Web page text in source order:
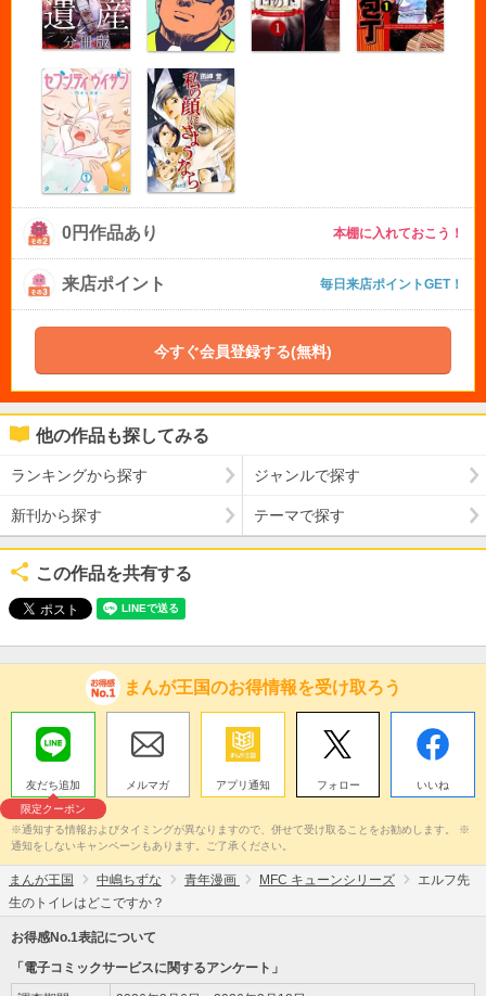
0円作品あり 本棚に入れておこう！
来店ポイント 毎日来店ポイントGET！
今すぐ会員登録する(無料)
他の作品も探してみる
ランキングから探す ジャンルで探す
新刊から探す テーマで探す
この作品を共有する
まんが王国のお得情報を受け取ろう
友だち追加
限定クーポン
メルマガ アプリ通知 フォロー いいね
※通知する情報およびタイミングが異なりますので、併せて受け取ることをお勧めします。 ※
通知をしないキャンペーンもあります。ご了承ください。
まんが王国 中嶋ちずな 青年漫画 MFC キューンシリーズ
エルフ先
生のトイレはどこですか？
お得感No.1表記について
「電子コミックサービスに関するアンケート」